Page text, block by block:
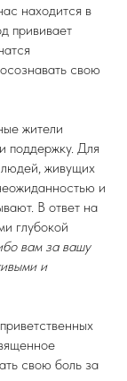
находится в
прививает
свою
жители
поддержку. Для
людей, живущих
и
В ответ на
глубокой
вам за вашу
и
свою боль за